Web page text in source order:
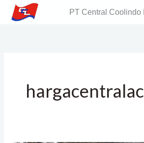
PT Central Coolindo
hargacentralac